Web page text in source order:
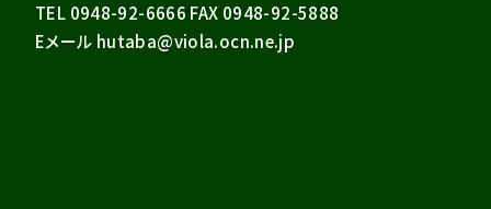
TEL 0948-92-6666 FAX 0948-92-5888
Eメール hutaba@viola.ocn.ne.jp